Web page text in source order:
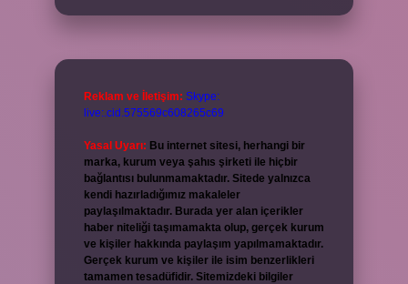
Reklam ve İletişim: Skype:
live:.cid.575569c608265c69
Yasal Uyarı: Bu internet sitesi, herhangi bir
marka, kurum veya şahıs şirketi ile hiçbir
bağlantısı bulunmamaktadır. Sitede yalnızca
kendi hazırladığımız makaleler
paylaşılmaktadır. Burada yer alan içerikler
haber niteliği taşımamakta olup, gerçek kurum
ve kişiler hakkında paylaşım yapılmamaktadır.
Gerçek kurum ve kişiler ile isim benzerlikleri
tamamen tesadüfidir. Sitemizdeki bilgiler